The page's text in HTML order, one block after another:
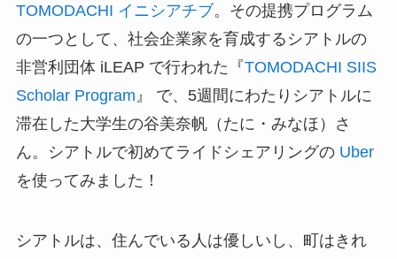
TOMODACHI イニシアチブ。その提携プログラム
の一つとして、社会企業家を育成するシアトルの
非営利団体 iLEAP で行われた『TOMODACHI SIIS
Scholar Program 』 で、5週間にわたりシアトルに
滞在した大学生の谷美奈帆（たに・みなほ）さ
ん。シアトルで初めてライドシェアリングの Uber
を使ってみました！
シアトルは、住んでいる人は優しいし、町はきれ